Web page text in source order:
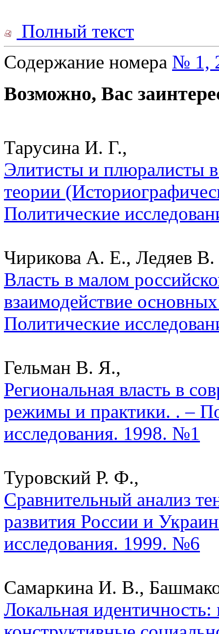
Полный текст
Содержание номера № 1,
Возможно, Вас
Тарусина И. Г.,
Элитисты и плюралисты
теории
Политические
Чирикова А. Е., Ледяев
Власть в малом
взаимодействие
Политические
Гельман В. Я.,
Региональная власть в
режимы и практики. . –
исследования. 1998. №1
Туровский Р. Ф.,
Сравнительный анализ
развития России и
исследования. 1999. №6
Самаркина И. В.,
Локальная